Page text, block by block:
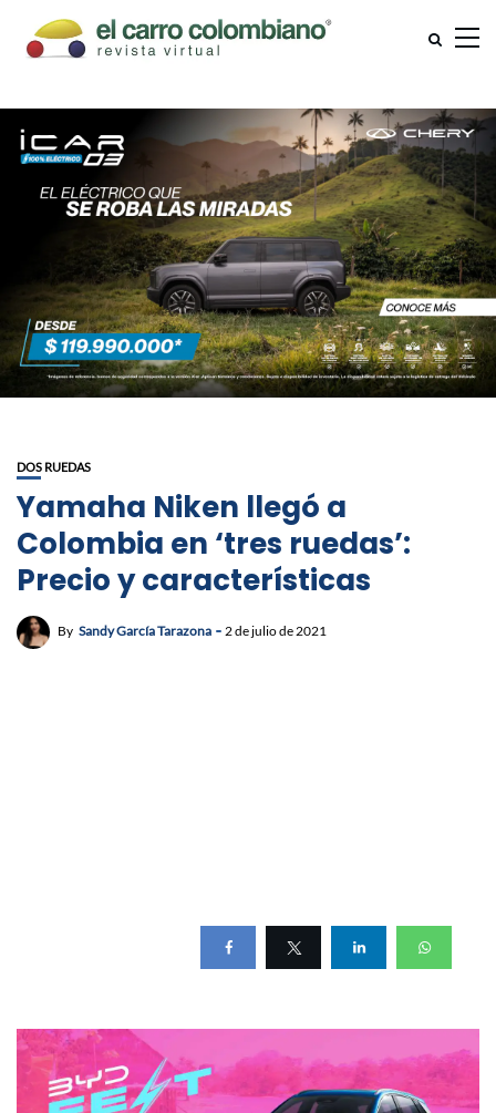
DOS RUEDAS
Yamaha Niken llegó a
Colombia en ‘tres ruedas’:
Precio y características
By Sandy García Tarazona 2 de julio de 2021